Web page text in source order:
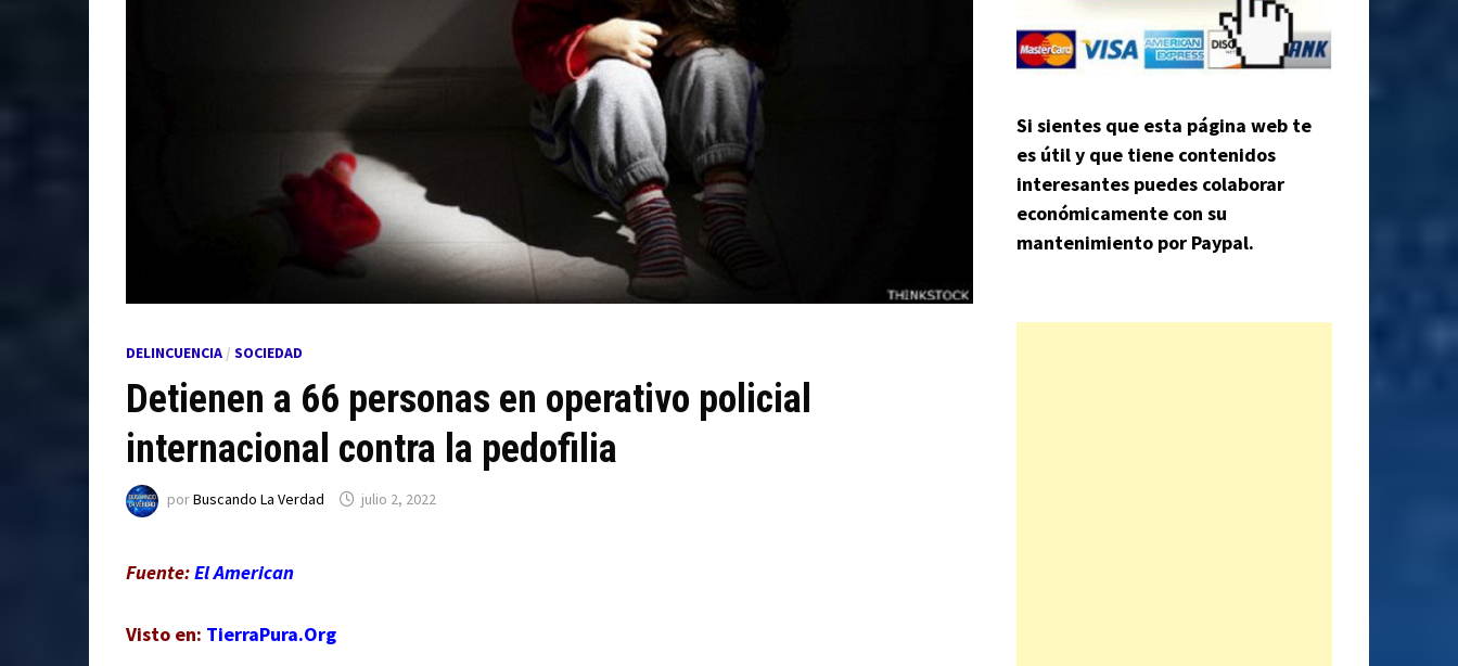
DELINCUENCIA/ SOCIEDAD
Detienen a 66 personas en operativo policial
internacional contra la pedofilia
porBuscando La Verdad julio 2, 2022
Fuente:El American
Visto en: TierraPura.Org
Si sientes que esta página web te
es útil y que tiene contenidos
interesantes puedes colaborar
económicamente con su
mantenimiento por Paypal.